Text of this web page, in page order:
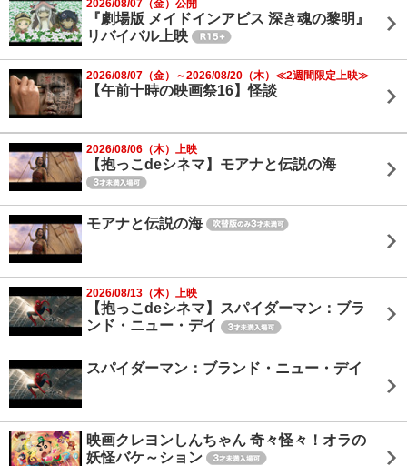
2026/08/07（金）公開
『劇場版 メイドインアビス 深き魂の黎明』
リバイバル上映
2026/08/07（金）～2026/08/20（木）≪2週間限定上映≫
【午前十時の映画祭16】怪談
2026/08/06（木）上映
【抱っこdeシネマ】モアナと伝説の海
モアナと伝説の海
2026/08/13（木）上映
【抱っこdeシネマ】スパイダーマン：ブラ
ンド・ニュー・デイ
スパイダーマン：ブランド・ニュー・デイ
映画クレヨンしんちゃん 奇々怪々！オラの
妖怪バケ～ション